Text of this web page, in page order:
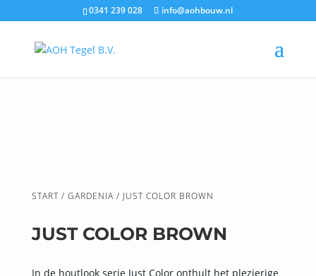
0341 239 028 info@aohbouw.nl
START/ GARDENIA / JUST COLOR BROWN
JUST COLOR BROWN
In de houtlook serie Just Color onthult het plezierige